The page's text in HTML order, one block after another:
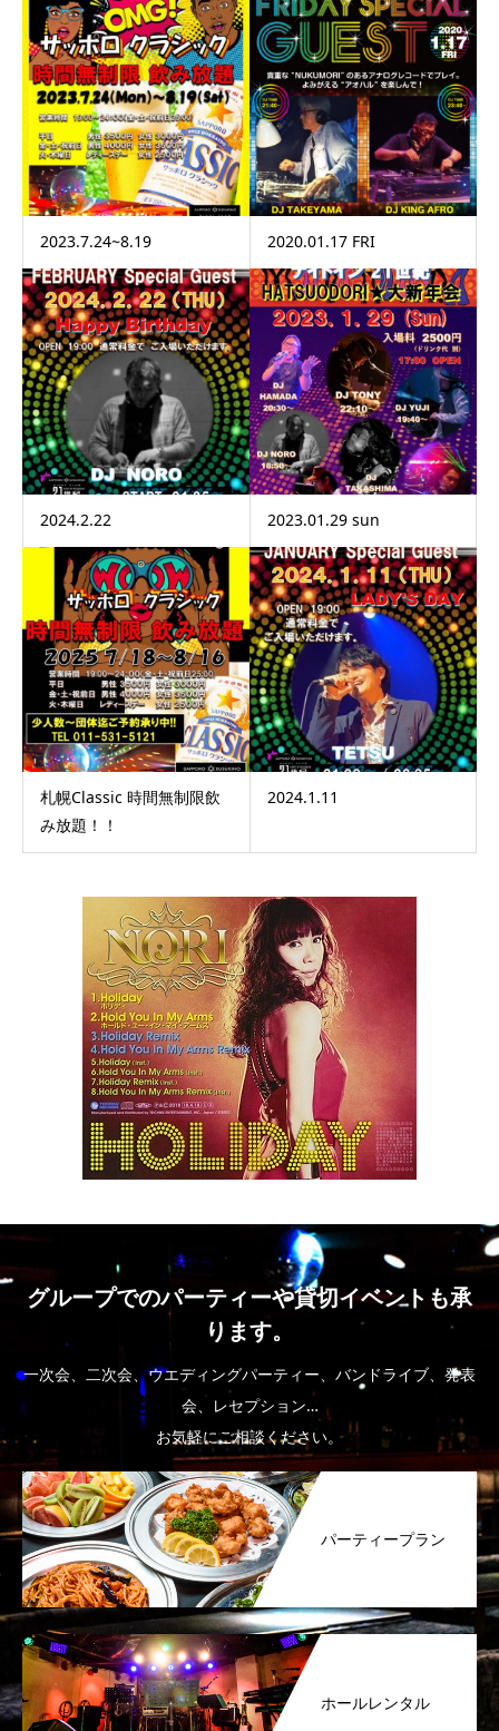
2023.7.24~8.19 2020.01.17 FRI
2024.2.22 2023.01.29 sun
札幌Classic 時間無制限飲
み放題！！
2024.1.11
グループでのパーティーや貸切イベントも承
ります。
一次会、二次会、ウエディングパーティー、バンドライブ、発表
会、レセプション…
お気軽にご相談ください。
パーティープラン
ホールレンタル